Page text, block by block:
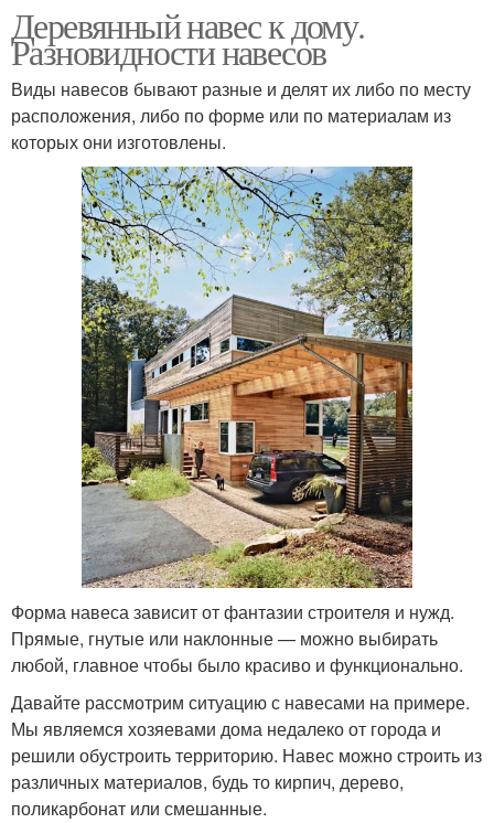
Деревянный навес к дому.
Разновидности навесов
Виды навесов бывают разные и делят их либо по месту
расположения, либо по форме или по материалам из
которых они изготовлены.
Форма навеса зависит от фантазии строителя и нужд.
Прямые, гнутые или наклонные — можно выбирать
любой, главное чтобы было красиво и функционально.
Давайте рассмотрим ситуацию с навесами на примере.
Мы являемся хозяевами дома недалеко от города и
решили обустроить территорию. Навес можно строить из
различных материалов, будь то кирпич, дерево,
поликарбонат или смешанные.